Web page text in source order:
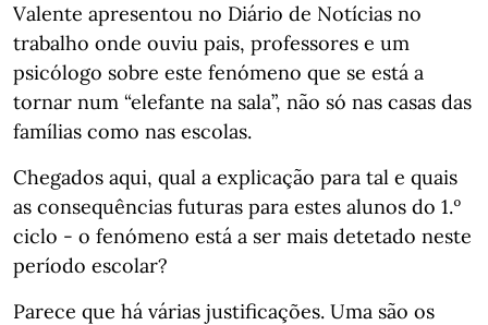
Valente apresentou no Diário de Notícias no
trabalho onde ouviu pais, professores e um
psicólogo sobre este fenómeno que se está a
tornar num “elefante na sala”, não só nas casas das
famílias como nas escolas.
Chegados aqui, qual a explicação para tal e quais
as consequências futuras para estes alunos do 1.º
ciclo - o fenómeno está a ser mais detetado neste
período escolar?
Parece que há várias justificações. Uma são os